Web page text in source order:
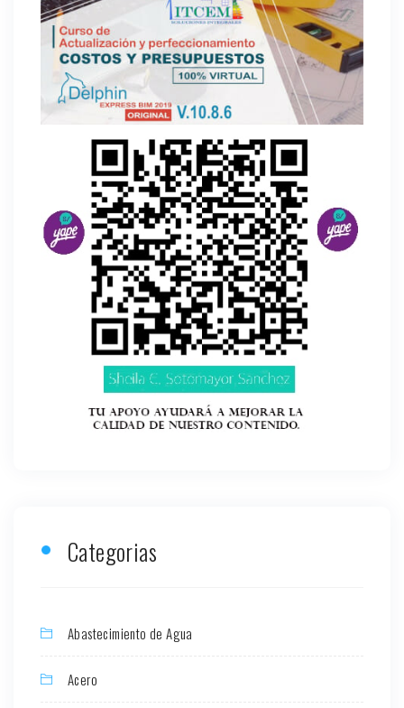
Categorias
Abastecimiento de Agua
Acero